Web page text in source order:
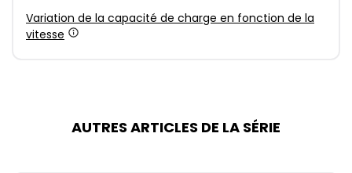
Variation de la capacité de charge en fonction de la
vitesse
AUTRES ARTICLES DE LA SÉRIE